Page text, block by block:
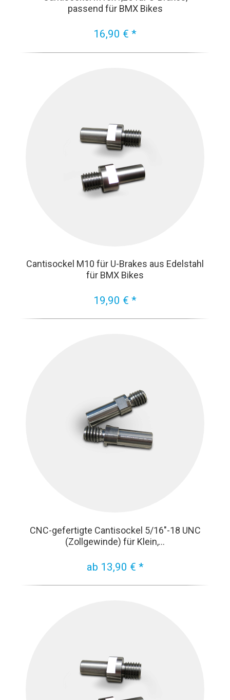
passend für BMX Bikes
16,90 € *
Cantisockel M10 für U-Brakes aus Edelstahl
für BMX Bikes
19,90 € *
CNC-gefertigte Cantisockel 5/16"-18 UNC
(Zollgewinde) für Klein,...
ab 13,90 € *